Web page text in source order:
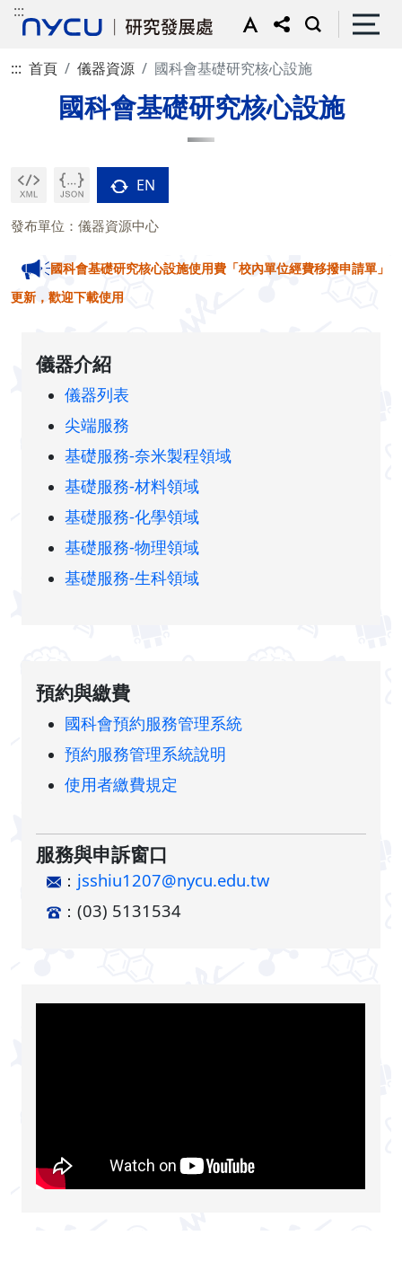
:::
::: 首頁 儀器資源 國科會基礎研究核心設施
國科會基礎研究核心設施
EN
發布單位：儀器資源中心
國科會基礎研究核心設施使用費「校內單位經費移撥申請單」
更新，歡迎下載使用
儀器介紹
儀器列表
尖端服務
基礎服務-奈米製程領域
基礎服務-材料領域
基礎服務-化學領域
基礎服務-物理領域
基礎服務-生科領域
預約與繳費
國科會預約服務管理系統
預約服務管理系統說明
使用者繳費規定
服務與申訴窗口
： jsshiu1207@nycu.edu.tw
：(03) 5131534